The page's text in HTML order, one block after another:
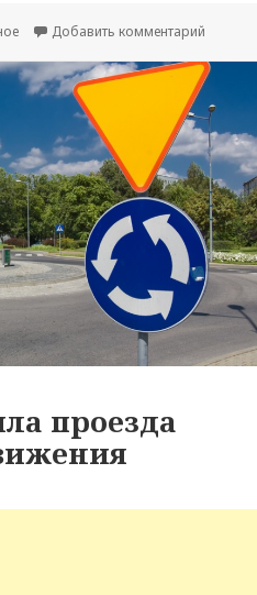
Добавить комментарий
проезда